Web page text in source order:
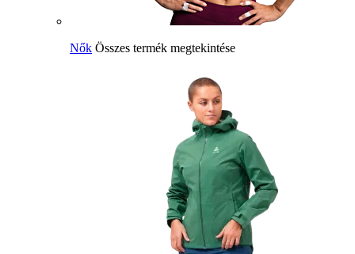
Nők Összes termék megtekintése